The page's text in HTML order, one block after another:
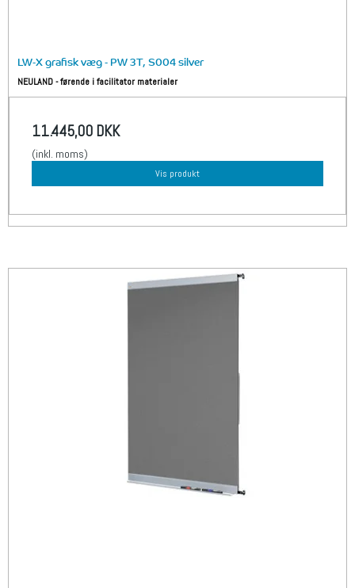
LW-X grafisk væg - PW 3T, S004 silver
NEULAND - førende i facilitator materialer
11.445,00 DKK
(inkl. moms)
Vis produkt